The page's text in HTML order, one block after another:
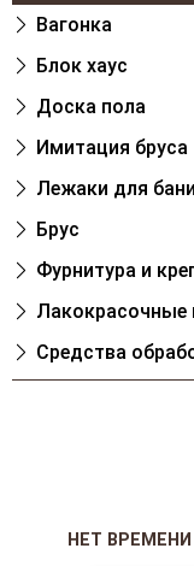
Вагонка
Блок хаус
Доска пола
Имитация бруса
Лежаки для бани
Брус
Фурнитура и
Лакокрасочные
Cредства
НЕТ